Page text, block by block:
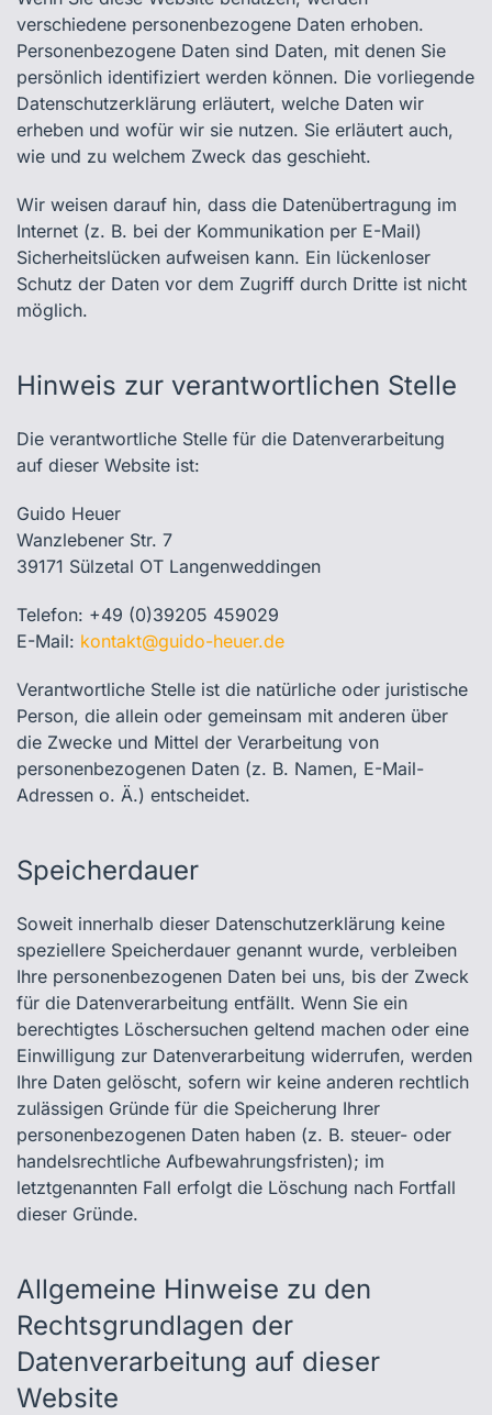
verschiedene personenbezogene Daten erhoben.
Personenbezogene Daten sind Daten, mit denen Sie
persönlich identifiziert werden können. Die vorliegende
Datenschutzerklärung erläutert, welche Daten wir
erheben und wofür wir sie nutzen. Sie erläutert auch,
wie und zu welchem Zweck das geschieht.
Wir weisen darauf hin, dass die Datenübertragung im
Internet (z. B. bei der Kommunikation per E-Mail)
Sicherheitslücken aufweisen kann. Ein lückenloser
Schutz der Daten vor dem Zugriff durch Dritte ist nicht
möglich.
Hinweis zur verantwortlichen Stelle
Die verantwortliche Stelle für die Datenverarbeitung
auf dieser Website ist:
Guido Heuer
Wanzlebener Str. 7
39171 Sülzetal OT Langenweddingen
Telefon: +49 (0)39205 459029
E-Mail: kontakt@guido-heuer.de
Verantwortliche Stelle ist die natürliche oder juristische
Person, die allein oder gemeinsam mit anderen über
die Zwecke und Mittel der Verarbeitung von
personenbezogenen Daten (z. B. Namen, E-Mail-
Adressen o. Ä.) entscheidet.
Speicherdauer
Soweit innerhalb dieser Datenschutzerklärung keine
speziellere Speicherdauer genannt wurde, verbleiben
Ihre personenbezogenen Daten bei uns, bis der Zweck
für die Datenverarbeitung entfällt. Wenn Sie ein
berechtigtes Löschersuchen geltend machen oder eine
Einwilligung zur Datenverarbeitung widerrufen, werden
Ihre Daten gelöscht, sofern wir keine anderen rechtlich
zulässigen Gründe für die Speicherung Ihrer
personenbezogenen Daten haben (z. B. steuer- oder
handelsrechtliche Aufbewahrungsfristen); im
letztgenannten Fall erfolgt die Löschung nach Fortfall
dieser Gründe.
Allgemeine Hinweise zu den
Rechtsgrundlagen der
Datenverarbeitung auf dieser
Website